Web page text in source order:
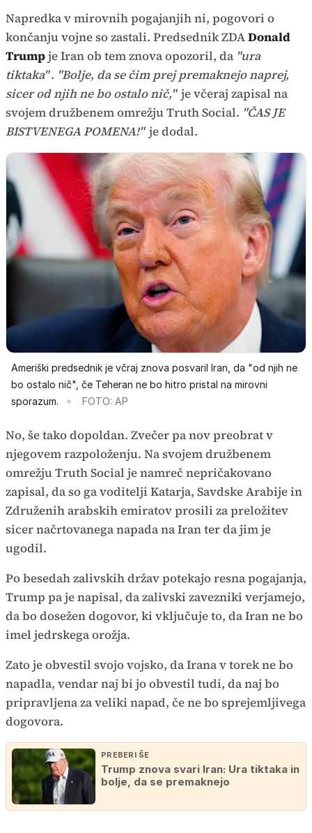
Napredka v mirovnih pogajanjih ni, pogovori o
končanju vojne so zastali. Predsednik ZDADonald
Trumpje Iran ob tem znova opozoril, da "ura
tiktaka". "Bolje, da se čim prej premaknejo naprej,
sicer od njih ne bo ostalo nič," je včeraj zapisal na
svojem družbenem omrežju Truth Social. "ČAS JE
BISTVENEGA POMENA!" je dodal.
Ameriški predsednik je včraj znova posvaril Iran, da "od njih ne
bo ostalo nič", če Teheran ne bo hitro pristal na mirovni
sporazum.
FOTO: AP
No, še tako dopoldan. Zvečer pa nov preobrat v
njegovem razpoloženju. Na svojem družbenem
omrežju Truth Social je namreč nepričakovano
zapisal, da so ga voditelji Katarja, Savdske Arabije in
Združenih arabskih emiratov prosili za preložitev
sicer načrtovanega napada na Iran ter da jim je
ugodil.
Po besedah zalivskih držav potekajo resna pogajanja,
Trump pa je napisal, da zalivski zavezniki verjamejo,
da bo dosežen dogovor, ki vključuje to, da Iran ne bo
imel jedrskega orožja.
Zato je obvestil svojo vojsko, da Irana v torek ne bo
napadla, vendar naj bi jo obvestil tudi, da naj bo
pripravljena za veliki napad, če ne bo sprejemljivega
dogovora.
PREBERI ŠE
Trump znova svari Iran: Ura tiktaka in
bolje, da se premaknejo